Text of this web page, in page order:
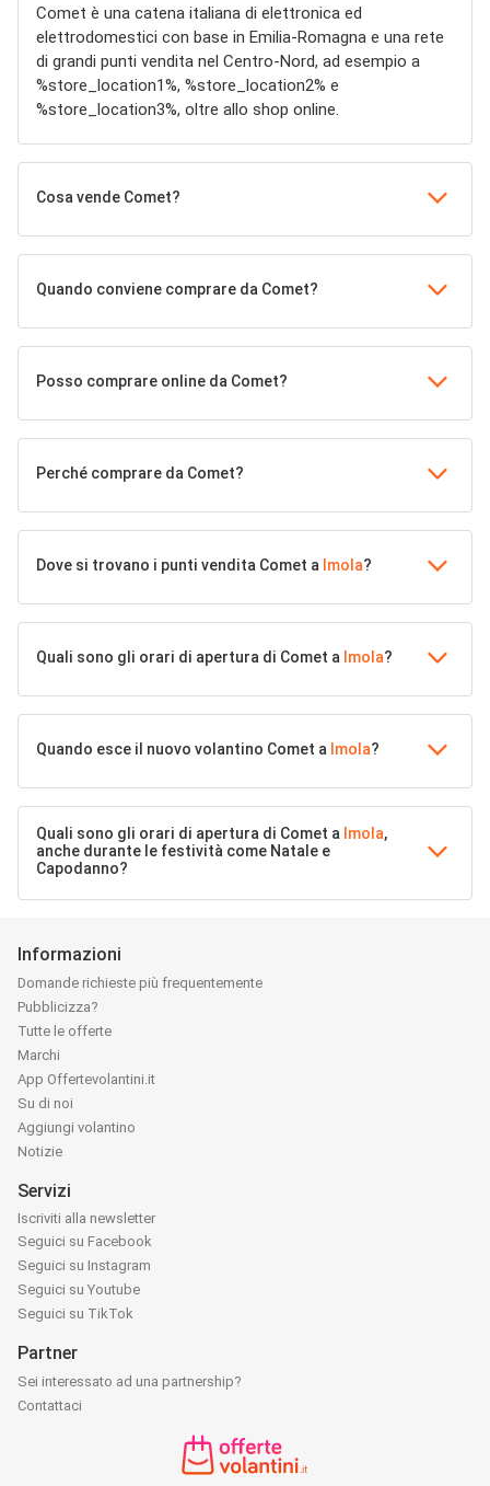
Comet è una catena italiana di elettronica ed
elettrodomestici con base in Emilia-Romagna e una rete
di grandi punti vendita nel Centro-Nord, ad esempio a
%store_location1%, %store_location2% e
%store_location3%, oltre allo shop online.
Cosa vende Comet?
Quando conviene comprare da Comet?
Posso comprare online da Comet?
Perché comprare da Comet?
Dove si trovano i punti vendita Comet a Imola?
Quali sono gli orari di apertura di Comet a Imola?
Quando esce il nuovo volantino Comet a Imola?
Quali sono gli orari di apertura di Comet a Imola,
anche durante le festività come Natale e
Capodanno?
Informazioni
Domande richieste più frequentemente
Pubblicizza?
Tutte le offerte
Marchi
App Offertevolantini.it
Su di noi
Aggiungi volantino
Notizie
Servizi
Iscriviti alla newsletter
Seguici su Facebook
Seguici su Instagram
Seguici su Youtube
Seguici su TikTok
Partner
Sei interessato ad una partnership?
Contattaci